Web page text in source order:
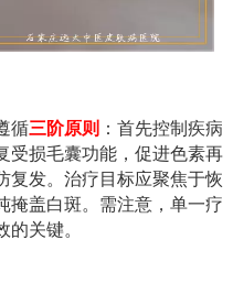
循三阶原则 ：首先控制疾病
受损毛囊功能，促进色素再
复发。治疗目标应聚焦于恢
掩盖白斑。需注意，单一疗
关键。